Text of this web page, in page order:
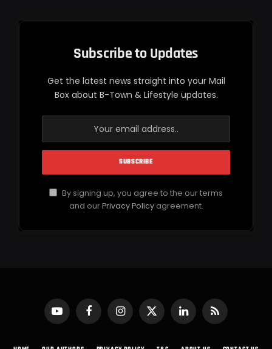
Subscribe to Updates
Get the latest news straight into your Mail
Box about B-Town & Lifestyle updates.
By signing up, you agree to the our terms
and ourPrivacy Policyagreement.
YouTubeFacebookInstagram
X
(Twitter)
LinkedInRSS